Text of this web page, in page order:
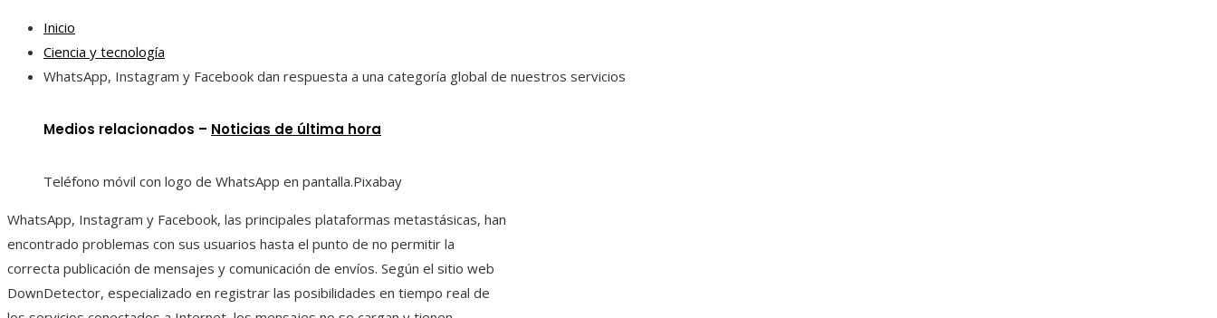
Inicio
Ciencia y tecnología
WhatsApp, Instagram y Facebook dan respuesta a una categoría global de nuestros servicios
Medios relacionados – Noticias de última hora
Teléfono móvil con logo de WhatsApp en pantalla.Pixabay
WhatsApp, Instagram y Facebook, las principales plataformas metastásicas, han
encontrado problemas con sus usuarios hasta el punto de no permitir la
correcta publicación de mensajes y comunicación de envíos. Según el sitio web
DownDetector, especializado en registrar las posibilidades en tiempo real de